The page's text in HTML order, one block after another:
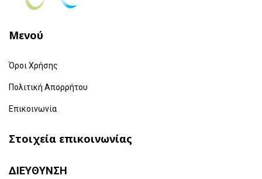
Μενού
Όροι Χρήσης
Πολιτική Απορρήτου
Επικοινωνία
Στοιχεία επικοινωνίας
ΔΙΕΥΘΥΝΣΗ